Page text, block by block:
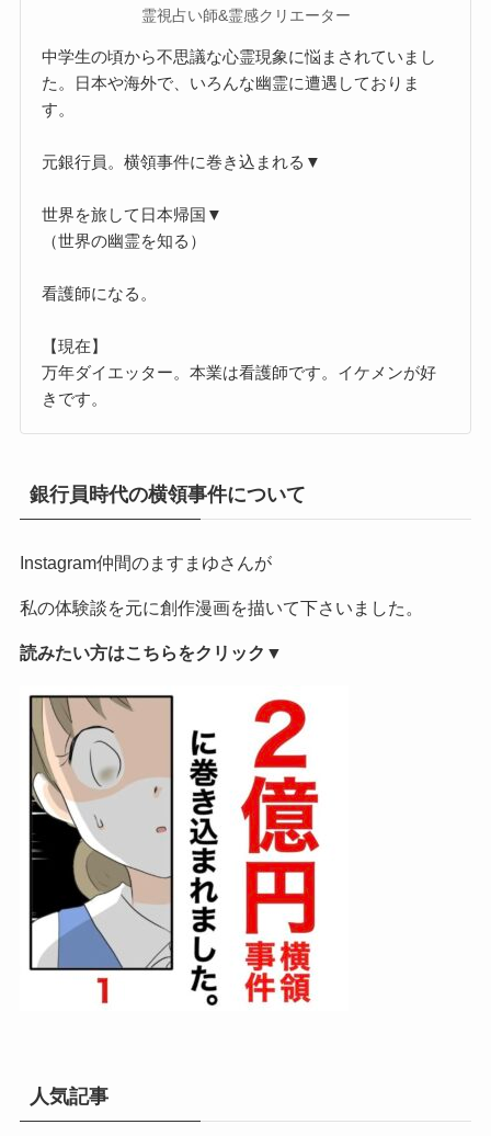
霊視占い師&霊感クリエーター
中学生の頃から不思議な心霊現象に悩まされていまし
た。日本や海外で、いろんな幽霊に遭遇しておりま
す。
元銀行員。横領事件に巻き込まれる▼
世界を旅して日本帰国▼
（世界の幽霊を知る）
看護師になる。
【現在】
万年ダイエッター。本業は看護師です。イケメンが好
きです。
銀行員時代の横領事件について
Instagram仲間のますまゆさんが
私の体験談を元に創作漫画を描いて下さいました。
読みたい方はこちらをクリック▼
人気記事